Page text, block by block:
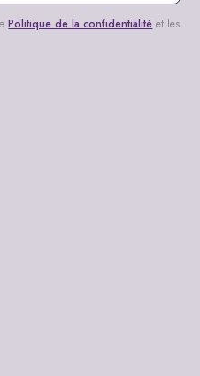
Politique de la confidentialité et les